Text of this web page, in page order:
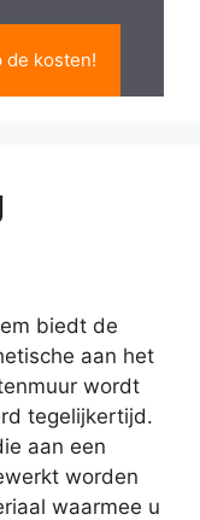
de kosten!
biedt de
aan het
wordt
tegelijkertijd.
aan een
worden
waarmee u